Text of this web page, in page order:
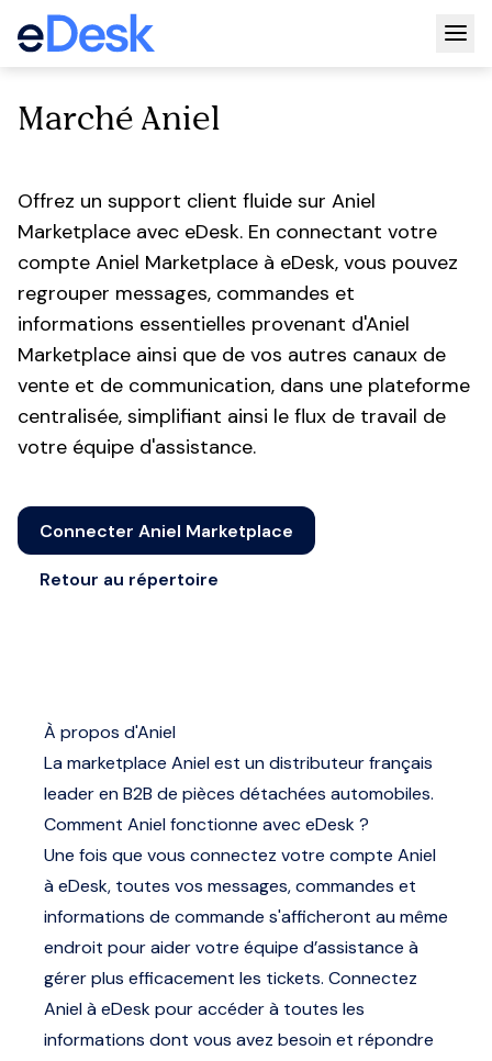
Marché Aniel
Offrez un support client fluide sur Aniel
Marketplace avec eDesk. En connectant votre
compte Aniel Marketplace à eDesk, vous pouvez
regrouper messages, commandes et
informations essentielles provenant d'Aniel
Marketplace ainsi que de vos autres canaux de
vente et de communication, dans une plateforme
centralisée, simplifiant ainsi le flux de travail de
votre équipe d'assistance.
Connecter Aniel Marketplace
Retour au répertoire
À propos d'Aniel
La marketplace Aniel est un distributeur français
leader en B2B de pièces détachées automobiles.
Comment Aniel fonctionne avec eDesk ?
Une fois que vous connectez votre compte Aniel
à eDesk, toutes vos messages, commandes et
informations de commande s'afficheront au même
endroit pour aider votre équipe d’assistance à
gérer plus efficacement les tickets. Connectez
Aniel à eDesk pour accéder à toutes les
informations dont vous avez besoin et répondre